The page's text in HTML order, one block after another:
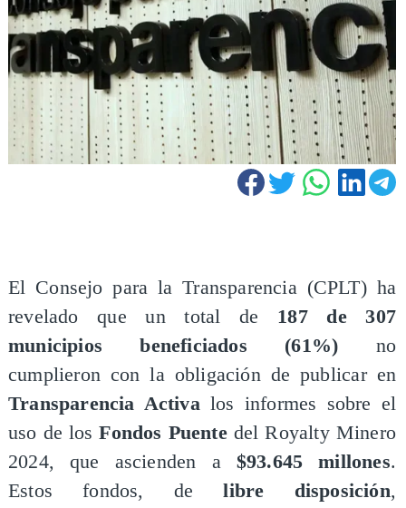
El Consejo para la Transparencia (CPLT) ha
revelado que un total de 187 de 307
municipios beneficiados (61%) no
cumplieron con la obligación de publicar en
Transparencia Activalos informes sobre el
uso de losFondos Puentedel Royalty Minero
2024, que ascienden a $93.645 millones.
Estos fondos, delibre disposición,